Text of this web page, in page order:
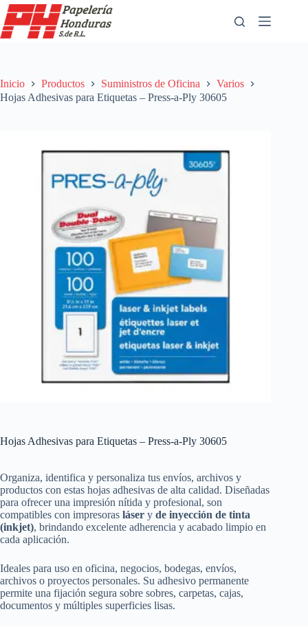
Saltar
al
contenido
Inicio Productos Suministros de Oficina
Varios
Hojas Adhesivas para Etiquetas – Press-a-Ply 30605
Hojas Adhesivas para Etiquetas – Press-a-Ply 30605
Organiza, identifica y personaliza tus envíos, archivos y
productos con estas hojas adhesivas de alta calidad. Diseñadas
para ofrecer una impresión nítida y profesional, son
compatibles con impresoras láser y de inyección de tinta
(inkjet), brindando excelente adherencia y acabado limpio en
cada aplicación.
Ideales para uso en oficina, negocios, bodegas, envíos,
archivos o proyectos personales. Su adhesivo permanente
permite una fijación segura sobre sobres, carpetas, cajas,
documentos y múltiples superficies lisas.